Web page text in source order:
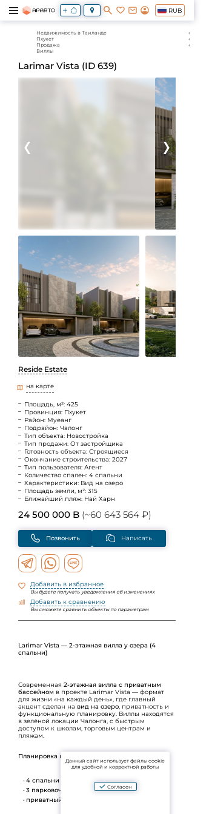
RUB
Недвижимость в Таиланде
Пхукет
Продажа
Виллы
Larimar Vista (ID 639)
Reside Estate
на карте
Площадь, м²: 425
Провинция: Пхукет
Район: Муеанг
Подрайон: Чалонг
Тип объекта: Новостройка
Тип продажи: От застройщика
Готовность объекта: Строящиеся
Окончание строительства: 2027
Тип пользователя: Агент
Количество спален: 4 спальни
Характеристики: Вид на озеро
Площадь земли, м²: 315
Ближайший пляж: Най Харн
24 500 000 B (~60 643 564 ₽)
Позвонить Написать
Добавить в избранное
Вы будете получать уведомления об изменениях
Добавить к сравнению
Вы сможете сравнить объекты по параметрам
Larimar Vista — 2-этажная вилла у озера (4
спальни)
Современная 2-этажная вилла с приватным
бассейном в проекте Larimar Vista — формат
для жизни «на каждый день», где главный
акцент сделан на вид на озеро, приватность и
функциональную планировку. Виллы находятся
в зелёной локации Чалонга, с быстрым
доступом к школам, торговым центрам и
пляжам.
Планировка и параметры:
4 спальни / 5 ванных
3 парковочных места
приватный бассейн 52,14 м²
Данный сайт использует файлы cookie
для удобной и корректной работы
Согласен